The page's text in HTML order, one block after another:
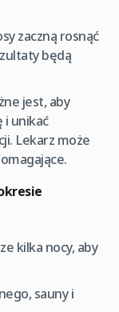
zaczną rosnąć
będą
jest, aby
i unikać
Lekarz może
kilka nocy, aby
sauny i